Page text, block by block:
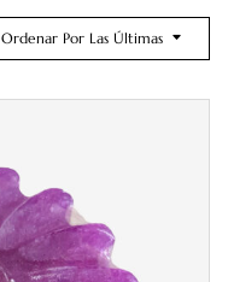
Ordenar Por Las Últimas